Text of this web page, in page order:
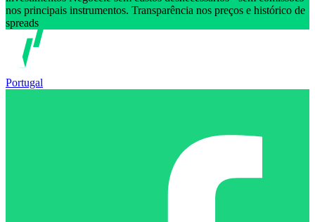
nos principais instrumentos. Transparência nos preços e histórico de
spreads
Portugal